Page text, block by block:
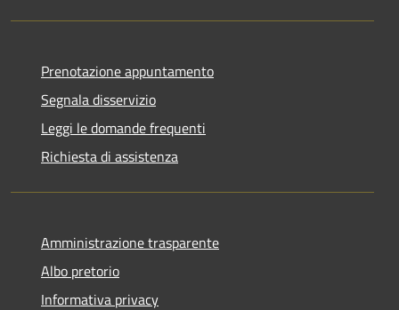
Prenotazione appuntamento
Segnala disservizio
Leggi le domande frequenti
Richiesta di assistenza
Amministrazione trasparente
Albo pretorio
Informativa privacy